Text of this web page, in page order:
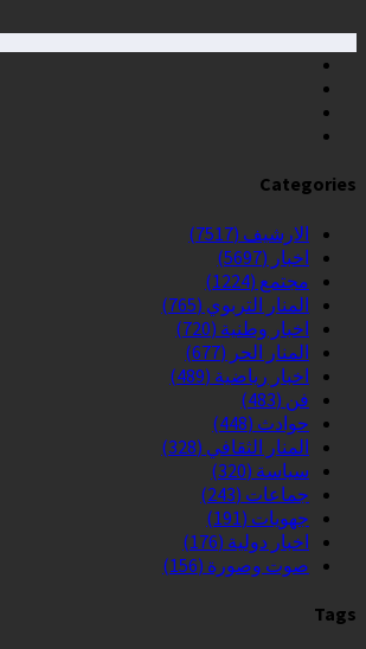
Categories
الارشيف (7517)
اخبار (5697)
مجتمع (1224)
المنار التربوي (765)
اخبار وطنية (720)
المنار الحر (677)
اخبار رياضية (489)
فن (483)
حوادث (448)
المنار الثقافي (328)
سياسة (320)
جماعات (243)
جهويات (191)
اخبار دولية (176)
صوت وصورة (156)
Tags